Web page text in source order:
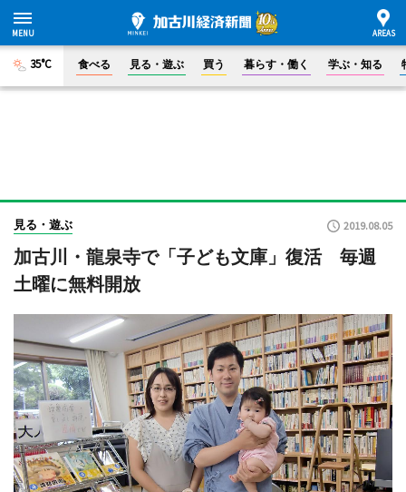
35°C 食べる 見る・遊ぶ 買う 暮らす・働く 学ぶ・知る
見る・遊ぶ 2019.08.05
加古川・龍泉寺で「子ども文庫」復活 毎週
土曜に無料開放